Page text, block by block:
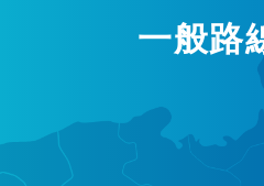
一般路